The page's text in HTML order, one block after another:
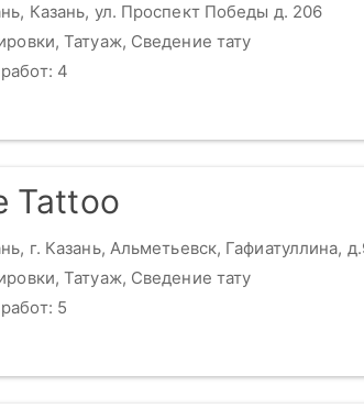
Казань, ул. Проспект Победы д. 206
Татуаж, Сведение тату
4
Tattoo
г. Казань, Альметьевск, Гафиатуллина,
Татуаж, Сведение тату
5